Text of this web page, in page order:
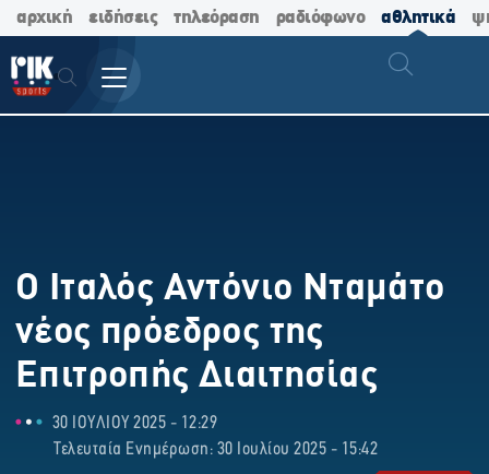
αρχική ειδήσεις τηλεόραση ραδιόφωνο αθλητικά
Ο Ιταλός Αντόνιο Νταμάτο
νέος πρόεδρος της
Επιτροπής Διαιτησίας
30 ΙΟΥΛΙΟΥ 2025 - 12:29
Τελευταία Ενημέρωση: 30 Ιουλίου 2025 - 15:42